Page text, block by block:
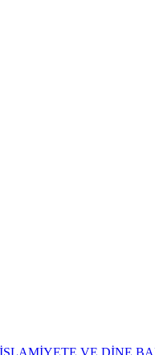
VE DİNE